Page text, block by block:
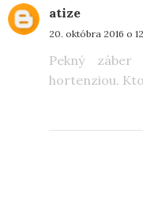
atize
20. októbra 2016 o
Pekný
hortenziou.